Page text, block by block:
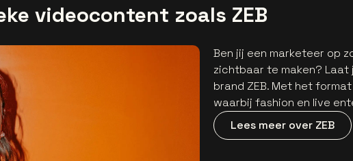
videocontent zoals ZEB
Ben jij een marketeer op
zichtbaar te maken? Laat
brand ZEB. Met het
waarbij fashion en live
Lees meer over ZEB